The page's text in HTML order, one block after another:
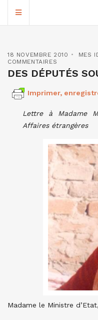
18 NOVEMBRE 2010 MES
COMMENTAIRES
DES DÉPUTÉS
Imprimer,
Lettre à Madame
Affaires étrangères
Madame le Ministre d’Etat,